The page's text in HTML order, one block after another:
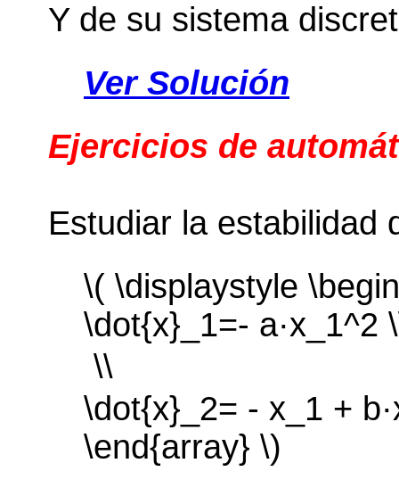
Y de su sistema
Ver Solución
Ejercicios de
Estudiar la estabilidad
\( \displaystyle
\dot{x}_1=- a·x_1^2
\\
\dot{x}_2= - x_1 +
\end{array} \)